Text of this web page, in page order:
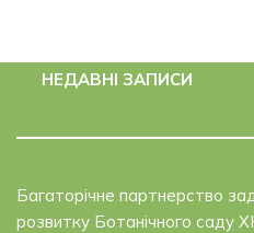
НЕДАВНІ ЗАПИСИ
Багаторічне партнерство
розвитку Ботанічного саду